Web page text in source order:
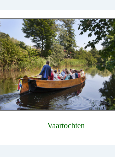
Vaartochten